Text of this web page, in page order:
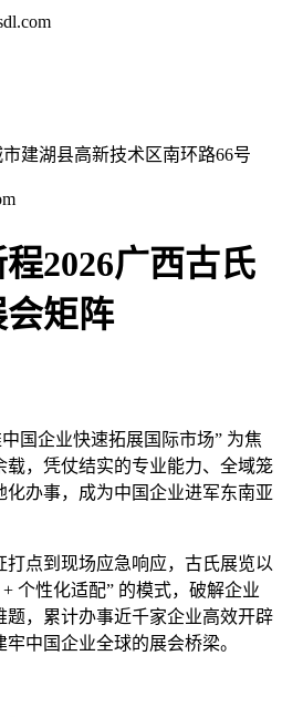
建湖县高新技术区南环路66号
2026广西古氏
矩阵
企业快速拓展国际市场” 为焦
载，凭仗结实的专业能力、全域笼
办事，成为中国企业进军东南亚
点到现场应急响应，古氏展览以
个性化适配” 的模式，破解企业
题，累计办事近千家企业高效开辟
中国企业全球的展会桥梁。